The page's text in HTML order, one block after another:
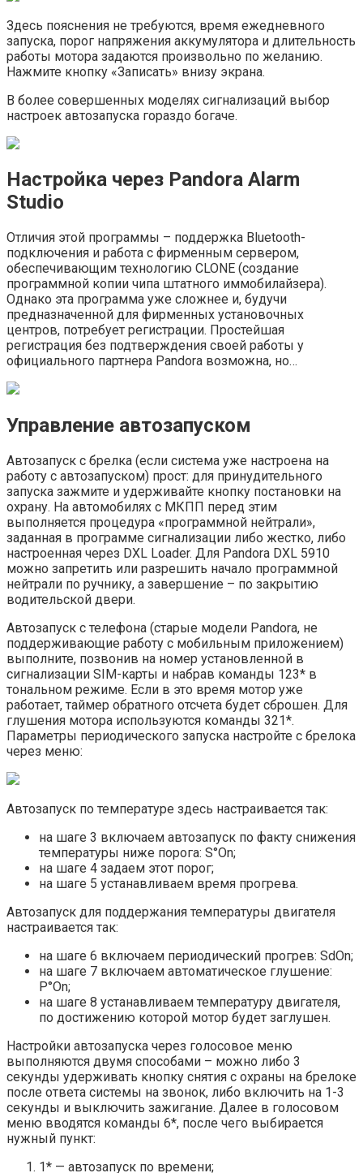
Здесь пояснения не требуются, время ежедневного
запуска, порог напряжения аккумулятора и длительность
работы мотора задаются произвольно по желанию.
Нажмите кнопку «Записать» внизу экрана.
В более совершенных моделях сигнализаций выбор
настроек автозапуска гораздо богаче.
Настройка через Pandora Alarm
Studio
Отличия этой программы – поддержка Bluetooth-
подключения и работа с фирменным сервером,
обеспечивающим технологию CLONE (создание
программной копии чипа штатного иммобилайзера).
Однако эта программа уже сложнее и, будучи
предназначенной для фирменных установочных
центров, потребует регистрации. Простейшая
регистрация без подтверждения своей работы у
официального партнера Pandora возможна, но…
Управление автозапуском
Автозапуск с брелка (если система уже настроена на
работу с автозапуском) прост: для принудительного
запуска зажмите и удерживайте кнопку постановки на
охрану. На автомобилях с МКПП перед этим
выполняется процедура «программной нейтрали»,
заданная в программе сигнализации либо жестко, либо
настроенная через DXL Loader. Для Pandora DXL 5910
можно запретить или разрешить начало программной
нейтрали по ручнику, а завершение – по закрытию
водительской двери.
Автозапуск с телефона (старые модели Pandora, не
поддерживающие работу с мобильным приложением)
выполните, позвонив на номер установленной в
сигнализации SIM-карты и набрав команды 123* в
тональном режиме. Если в это время мотор уже
работает, таймер обратного отсчета будет сброшен. Для
глушения мотора используются команды 321*.
Параметры периодического запуска настройте с брелока
через меню:
Автозапуск по температуре здесь настраивается так:
на шаге 3 включаем автозапуск по факту снижения
температуры ниже порога: S°On;
на шаге 4 задаем этот порог;
на шаге 5 устанавливаем время прогрева.
Автозапуск для поддержания температуры двигателя
настраивается так:
на шаге 6 включаем периодический прогрев: SdOn;
на шаге 7 включаем автоматическое глушение:
P°On;
на шаге 8 устанавливаем температуру двигателя,
по достижению которой мотор будет заглушен.
Настройки автозапуска через голосовое меню
выполняются двумя способами – можно либо 3
секунды удерживать кнопку снятия с охраны на брелоке
после ответа системы на звонок, либо включить на 1-3
секунды и выключить зажигание. Далее в голосовом
меню вводятся команды 6*, после чего выбирается
нужный пункт:
1* — автозапуск по времени;